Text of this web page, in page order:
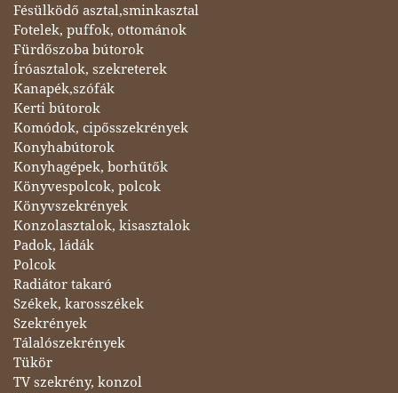
Fésülködő asztal,sminkasztal
Fotelek, puffok, ottománok
Fürdőszoba bútorok
Íróasztalok, szekreterek
Kanapék,szófák
Kerti bútorok
Komódok, cipősszekrények
Konyhabútorok
Konyhagépek, borhűtők
Könyvespolcok, polcok
Könyvszekrények
Konzolasztalok, kisasztalok
Padok, ládák
Polcok
Radiátor takaró
Székek, karosszékek
Szekrények
Tálalószekrények
Tükör
TV szekrény, konzol